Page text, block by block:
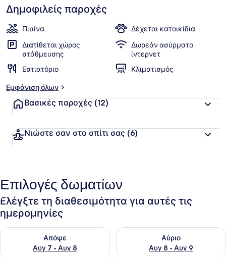
Δημοφιλείς παροχές
Πισίνα
Δέχεται κατοικίδια
Διατίθεται χώρος
στάθμευσης
Δωρεάν ασύρματο
ίντερνετ
Εστιατόριο
Κλιματισμός
Εμφάνιση όλων
Βασικές παροχές (12)
Νιώστε σαν στο σπίτι σας (6)
Επιλογές δωματίων
Ελέγξτε τη διαθεσιμότητα για αυτές τις
ημερομηνίες
Απόψε
Αυγ 7 - Αυγ 8
Έλεγχος διαθεσιμότητας για απόψε Αυγ 7 - Αυγ 8
Αύριο
Αυγ 8 - Αυγ 9
Έλεγχος διαθεσιμότητας